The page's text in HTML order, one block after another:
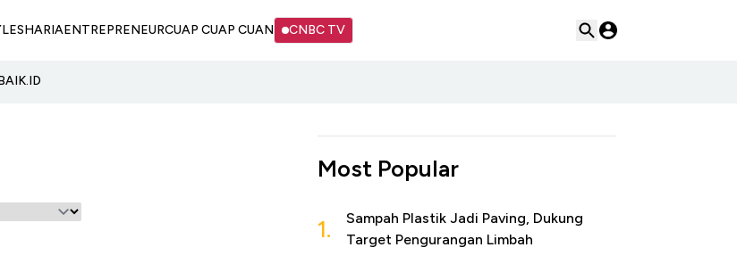
SHARIAENTREPRENEURCUAP CUAP CUAN CNBC TV
Most Popular
1.
Sampah Plastik Jadi Paving, Dukung
Target Pengurangan Limbah